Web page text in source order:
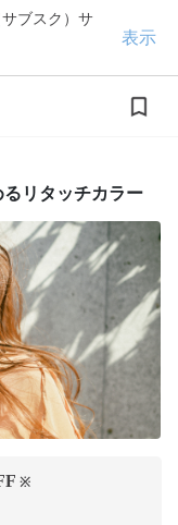
ブスク）サ
表示
リタッチカラー
※